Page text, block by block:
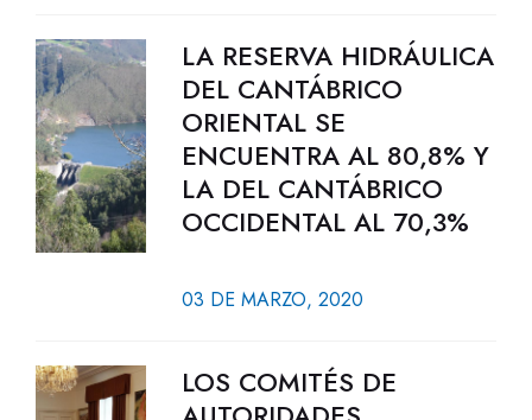
LA RESERVA HIDRÁULICA
DEL CANTÁBRICO
ORIENTAL SE
ENCUENTRA AL 80,8% Y
LA DEL CANTÁBRICO
OCCIDENTAL AL 70,3%
03 DE MARZO, 2020
LOS COMITÉS DE